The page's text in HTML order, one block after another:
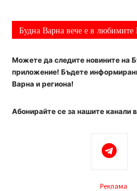
Будна Варна вече е в
Можете да следите новините на
приложение! Бъдете
Варна и региона!
Абонирайте се за нашите канали
Реклама